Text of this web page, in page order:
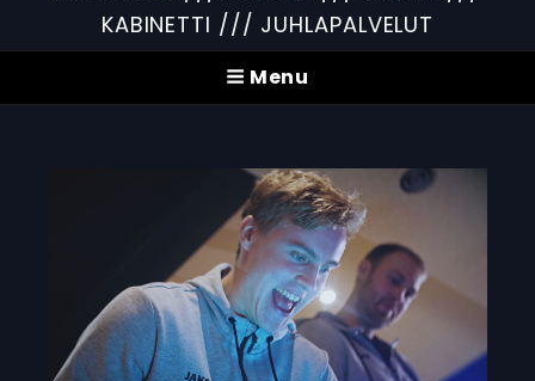
KABINETTI /// JUHLAPALVELUT
Menu